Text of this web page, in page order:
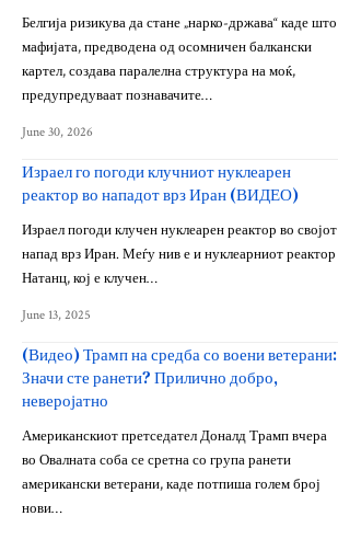
Белгија ризикува да стане „нарко-држава“ каде што
мафијата, предводена од осомничен балкански
картел, создава паралелна структура на моќ,
предупредуваат познавачите…
June 30, 2026
Израел го погоди клучниот нуклеарен
реактор во нападот врз Иран (ВИДЕО)
Израел погоди клучен нуклеарен реактор во својот
напад врз Иран. Меѓу нив е и нуклеарниот реактор
Натанц, кој е клучен…
June 13, 2025
(Видео) Трамп на средба со воени ветерани:
Значи сте ранети? Прилично добро,
неверојатно
Американскиот претседател Доналд Трамп вчера
во Овалната соба се сретна со група ранети
американски ветерани, каде потпиша голем број
нови…